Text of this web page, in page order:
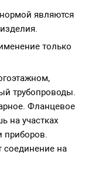
являются
только
трубопроводы.
Фланцевое
на участках
приборов.
соединение на